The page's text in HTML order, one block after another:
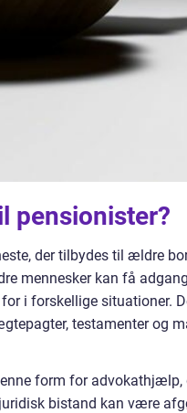
pensionister?
der tilbydes til ældre
mennesker kan få
i forskellige situationer.
testamenter og
form for
bistand kan være